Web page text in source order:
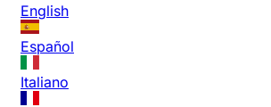
English
Español
Italiano